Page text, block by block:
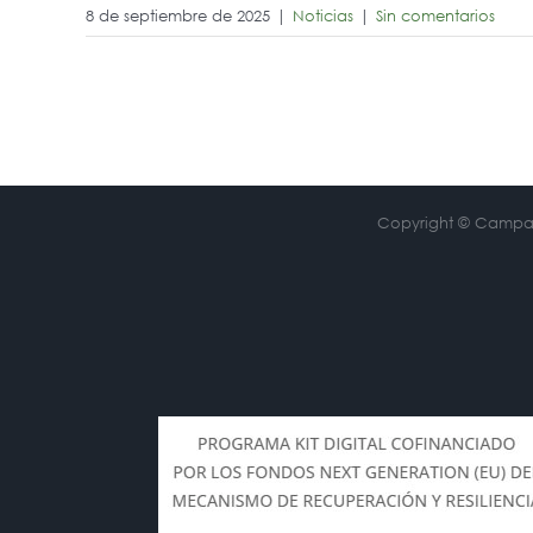
8 de septiembre de 2025 | Noticias | Sin comentarios
Copyright ©